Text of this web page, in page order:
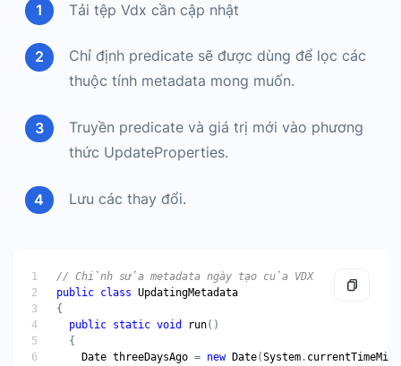
Tải tệp Vdx cần cập nhật
Chỉ định predicate sẽ được dùng để lọc các
thuộc tính metadata mong muốn.
Truyền predicate và giá trị mới vào phương
thức UpdateProperties.
Lưu các thay đổi.
public class UpdatingMetadata
public static void run
Date threeDaysAgo = new Date(System .